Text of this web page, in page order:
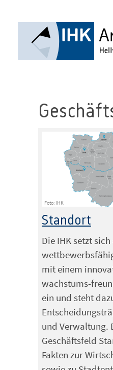
Foto: IHK
Standort
Die IHK setzt
mit einem
wachstums-
ein und steht
und Verwaltung.
Geschäftsfeld
Fakten zur